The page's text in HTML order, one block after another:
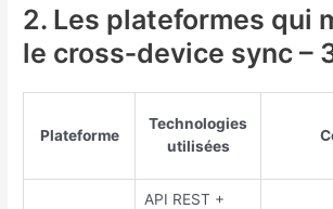
2. Les plateformes qui
le cross‑device sync –
Plateforme
Technologies
utilisées
API REST +